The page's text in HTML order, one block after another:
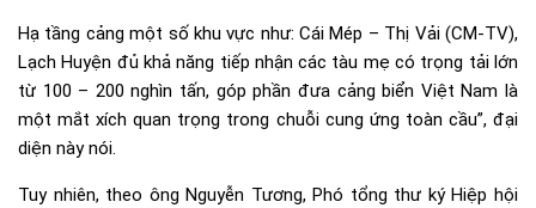
Hạ tầng cảng một số khu vực như: Cái Mép – Thị Vải (CM-TV),
Lạch Huyện đủ khả năng tiếp nhận các tàu mẹ có trọng tải lớn
từ 100 – 200 nghìn tấn, góp phần đưa cảng biển Việt Nam là
một mắt xích quan trọng trong chuỗi cung ứng toàn cầu”, đại
diện này nói.
Tuy nhiên, theo ông Nguyễn Tương, Phó tổng thư ký Hiệp hội